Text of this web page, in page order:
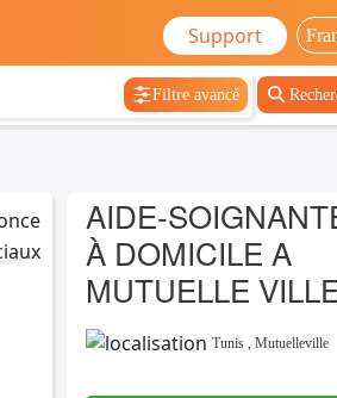
Support
Filtre avancé
AIDE-
À DOMICILE A
MUTUELLE
Tunis ,Mutuelleville